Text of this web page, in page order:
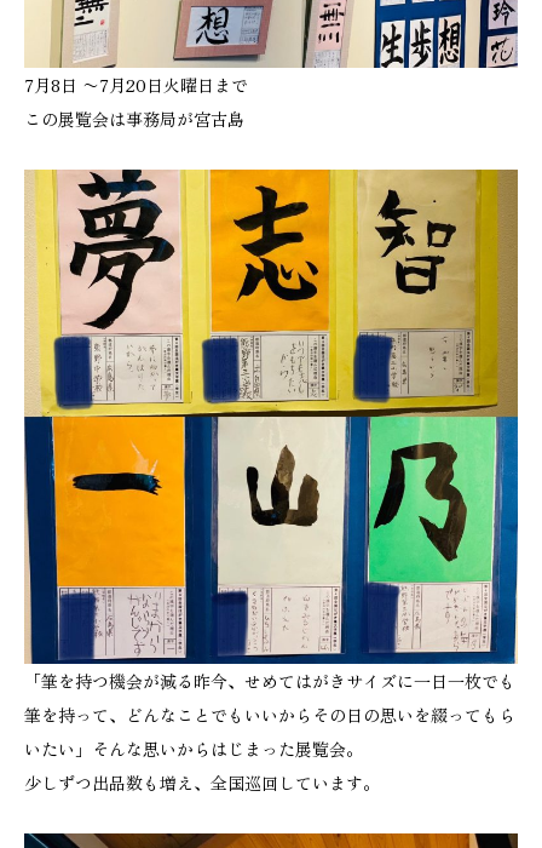
7月8日 〜7月20日火曜日まで
この展覧会は事務局が宮古島
「筆を持つ機会が減る昨今、せめてはがきサイズに一日一枚でも
筆を持って、どんなことでもいいからその日の思いを綴ってもら
いたい」そんな思いからはじまった展覧会。
少しずつ出品数も増え、全国巡回しています。